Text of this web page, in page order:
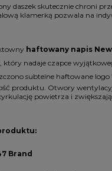
daszek skutecznie chroni
klamerką pozwala na
haftowany napis
, który nadaje czapce
subtelne haftowane logo
produktu. Otwory
powietrza i
Brand